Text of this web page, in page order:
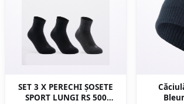
SET 3 X PERECHI ȘOSETE
SPORT LUNGI RS 500